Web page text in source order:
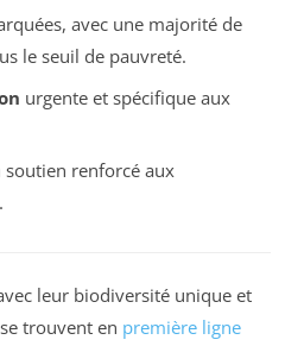
avec une majorité de
le seuil de pauvreté.
urgente et spécifique aux
soutien renforcé aux
leur biodiversité unique et
trouvent en première ligne